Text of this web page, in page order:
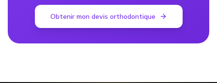
Obtenir mon devis orthodontique